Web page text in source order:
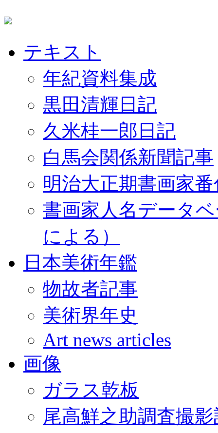
テキスト
年紀資料集成
黒田清輝日記
久米桂一郎日記
白馬会関係新聞記事
明治大正期書画家
書画家人名データ
による）
日本美術年鑑
物故者記事
美術界年史
Art news articles
画像
ガラス乾板
尾高鮮之助調査撮